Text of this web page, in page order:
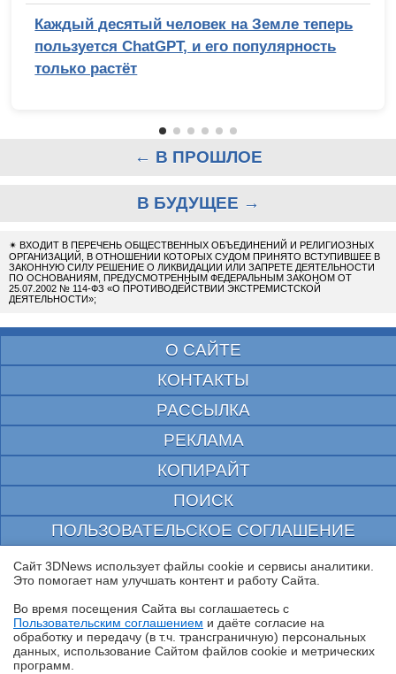
Каждый десятый человек на Земле теперь
пользуется ChatGPT, и его популярность
только растёт
← В ПРОШЛОЕ
В БУДУЩЕЕ →
✴ ВХОДИТ В ПЕРЕЧЕНЬ ОБЩЕСТВЕННЫХ ОБЪЕДИНЕНИЙ И РЕЛИГИОЗНЫХ
ОРГАНИЗАЦИЙ, В ОТНОШЕНИИ КОТОРЫХ СУДОМ ПРИНЯТО ВСТУПИВШЕЕ В
ЗАКОННУЮ СИЛУ РЕШЕНИЕ О ЛИКВИДАЦИИ ИЛИ ЗАПРЕТЕ ДЕЯТЕЛЬНОСТИ
ПО ОСНОВАНИЯМ, ПРЕДУСМОТРЕННЫМ ФЕДЕРАЛЬНЫМ ЗАКОНОМ ОТ
25.07.2002 № 114-ФЗ «О ПРОТИВОДЕЙСТВИИ ЭКСТРЕМИСТСКОЙ
ДЕЯТЕЛЬНОСТИ»;
О САЙТЕ
КОНТАКТЫ
РАССЫЛКА
РЕКЛАМА
КОПИРАЙТ
ПОИСК
ПОЛЬЗОВАТЕЛЬСКОЕ СОГЛАШЕНИЕ
ЗАЩИЩЕНО CURATOR
© 1997—2026 Электронное периодическое издание "3ДНьюс" | Свидетельство о
выдано Федеральной Службой по надзору за соблюдением законодательства в сфере
массовых коммуникаций и охране культурного наследия
При цитировании документа ссылка на сайт с указанием автора обязательна. Полное
заимствование документа является нарушением
российского и международного законодательства и возможно только с согласия
Сайт 3DNews использует файлы cookie и сервисы аналитики.
Это помогает нам улучшать контент и работу Cайта.
Во время посещения Cайта вы соглашаетесь с
Пользовательским соглашением и даёте согласие на
обработку и передачу (в т.ч. трансграничную) персональных
данных, использование Cайтом файлов cookie и метрических
программ.